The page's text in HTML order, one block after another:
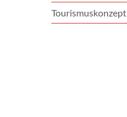
Tourismuskonzept